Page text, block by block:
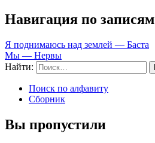
Навигация по записям
Я поднимаюсь над землей — Баста
Мы — Нервы
Найти:
Поиск по алфавиту
Сборник
Вы пропустили